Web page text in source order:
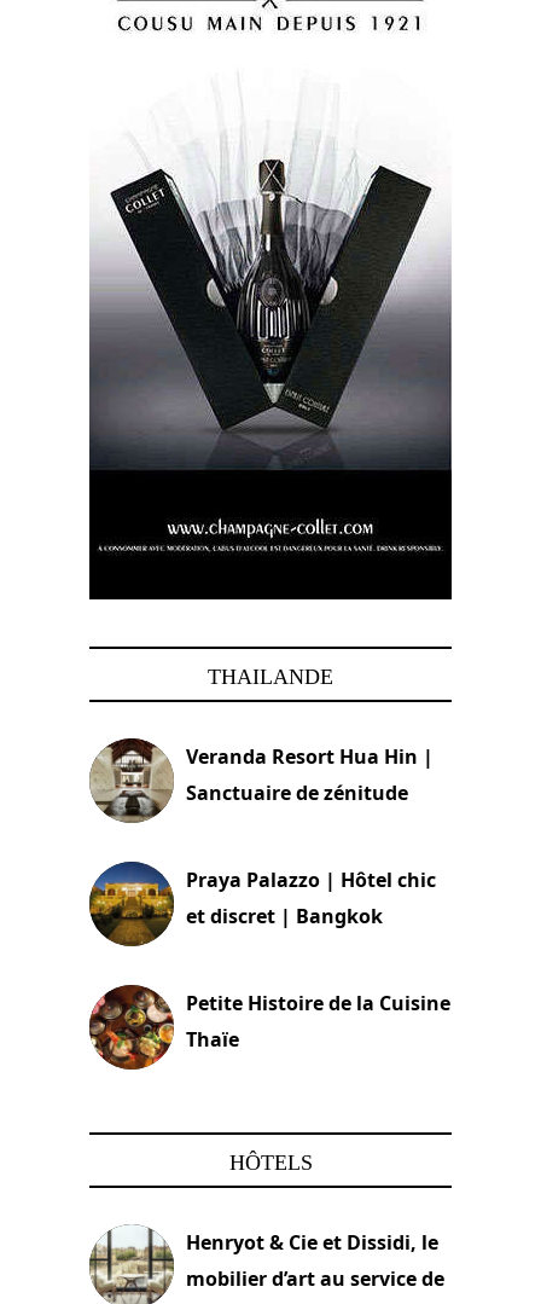
THAILANDE
Veranda Resort Hua Hin |
Sanctuaire de zénitude
Praya Palazzo | Hôtel chic
et discret | Bangkok
Petite Histoire de la Cuisine
Thaïe
HÔTELS
Henryot & Cie et Dissidi, le
mobilier d’art au service de